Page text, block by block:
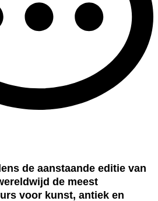
de aanstaande editie van
de meest
voor kunst, antiek en